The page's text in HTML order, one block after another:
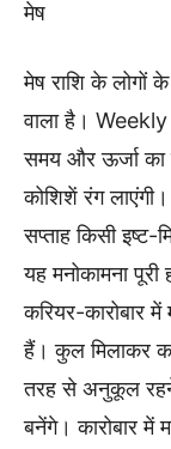
मेष
मेष राशि के लोगों
वाला है।
समय और ऊर्जा का
कोशिशें रंग
सप्ताह किसी इष्ट-
यह मनोकामना
करियर-कारोबार
हैं। कुल मिलाकर
तरह से अनुकूल
बनेंगे। कारोबार में